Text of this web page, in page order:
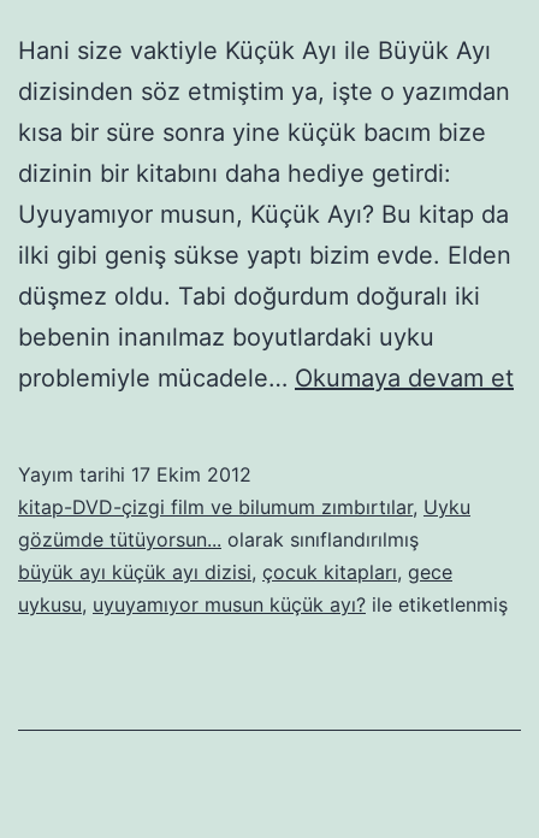
Hani size vaktiyle Küçük Ayı ile Büyük Ayı
dizisinden söz etmiştim ya, işte o yazımdan
kısa bir süre sonra yine küçük bacım bize
dizinin bir kitabını daha hediye getirdi:
Uyuyamıyor musun, Küçük Ayı? Bu kitap da
ilki gibi geniş sükse yaptı bizim evde. Elden
düşmez oldu. Tabi doğurdum doğuralı iki
bebenin inanılmaz boyutlardaki uyku
problemiyle mücadele… Okumaya devam et
Yayım tarihi 17 Ekim 2012
kitap-DVD-çizgi film ve bilumum zımbırtılar, Uyku
gözümde tütüyorsun... olarak sınıflandırılmış
büyük ayı küçük ayı dizisi, çocuk kitapları, gece
uykusu, uyuyamıyor musun küçük ayı? ile etiketlenmiş